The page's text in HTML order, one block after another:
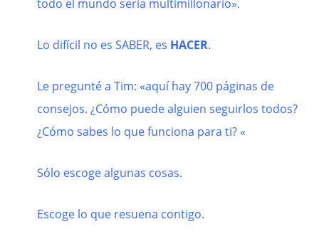
todo el mundo sería multimillonario».
Lo difícil no es SABER, es HACER.
Le pregunté a Tim: «aquí hay 700 páginas de
consejos. ¿Cómo puede alguien seguirlos todos?
¿Cómo sabes lo que funciona para ti? «
Sólo escoge algunas cosas.
Escoge lo que resuena contigo.